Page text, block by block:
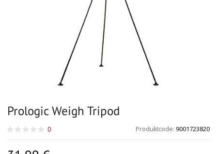
Prologic Weigh Tripod
Produktcode: 9001723820
0